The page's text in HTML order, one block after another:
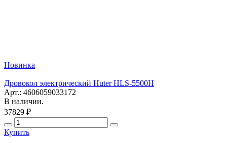
Новинка
Дровокол электрический Huter HLS-5500H
Арт.: 4606059033172
В наличии.
37829 ₽
Купить